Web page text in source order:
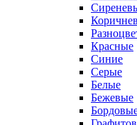
Красные
Синие
Серые
Белые
Бежевые